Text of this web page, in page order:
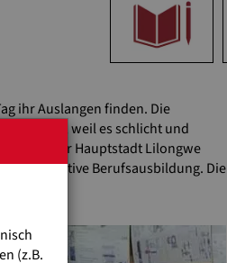
ihr Auslangen finden. Die
weil es schlicht und
in der Hauptstadt Lilongwe
qualitative Berufsausbildung. Die
(z.B.